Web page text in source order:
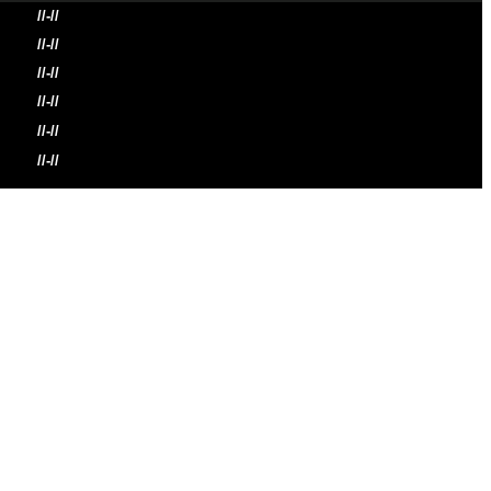
//-//
//-//
//-//
//-//
//-//
//-//